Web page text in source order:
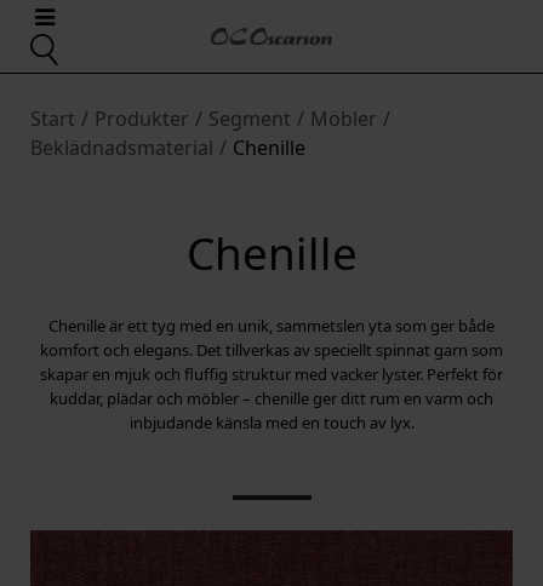
Start / Produkter / Segment / Möbler /
Beklädnadsmaterial / Chenille
Chenille
Chenille är ett tyg med en unik, sammetslen yta som ger både
komfort och elegans. Det tillverkas av speciellt spinnat garn som
skapar en mjuk och fluffig struktur med vacker lyster. Perfekt för
kuddar, plädar och möbler – chenille ger ditt rum en varm och
inbjudande känsla med en touch av lyx.